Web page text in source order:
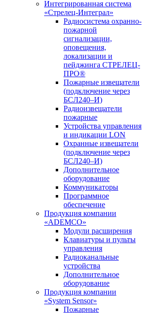
Интегрированная система
«Стрелец-Интеграл»
Радиосистема охранно-
пожарной
сигнализации,
оповещения,
локализации и
пейджинга СТРЕЛЕЦ-
ПРО®
Пожарные извещатели
(подключение через
БСЛ240–И)
Радиоизвещатели
пожарные
Устройства управления
и индикации LON
Охранные извещатели
(подключение через
БСЛ240–И)
Дополнительное
оборудование
Коммуникаторы
Программное
обеспечение
Продукция компании
«ADEMCO»
Модули расширения
Клавиатуры и пульты
управления
Радиоканальные
устройства
Дополнительное
оборудование
Продукция компании
«System Sensor»
Пожарные